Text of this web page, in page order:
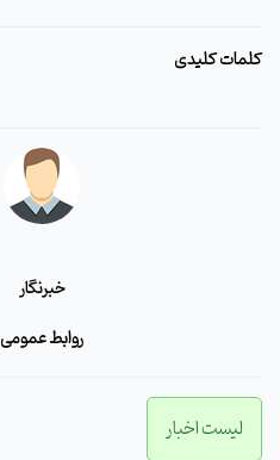
کلمات کلیدی
خبرنگار
روابط عمومی
لیست اخبار